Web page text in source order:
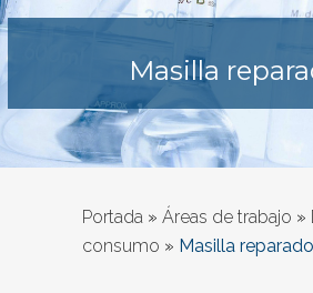
Masilla
Portada » Áreas de trabajo »
consumo » Masilla